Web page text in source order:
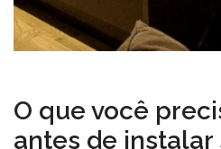
O que você
antes de instalar